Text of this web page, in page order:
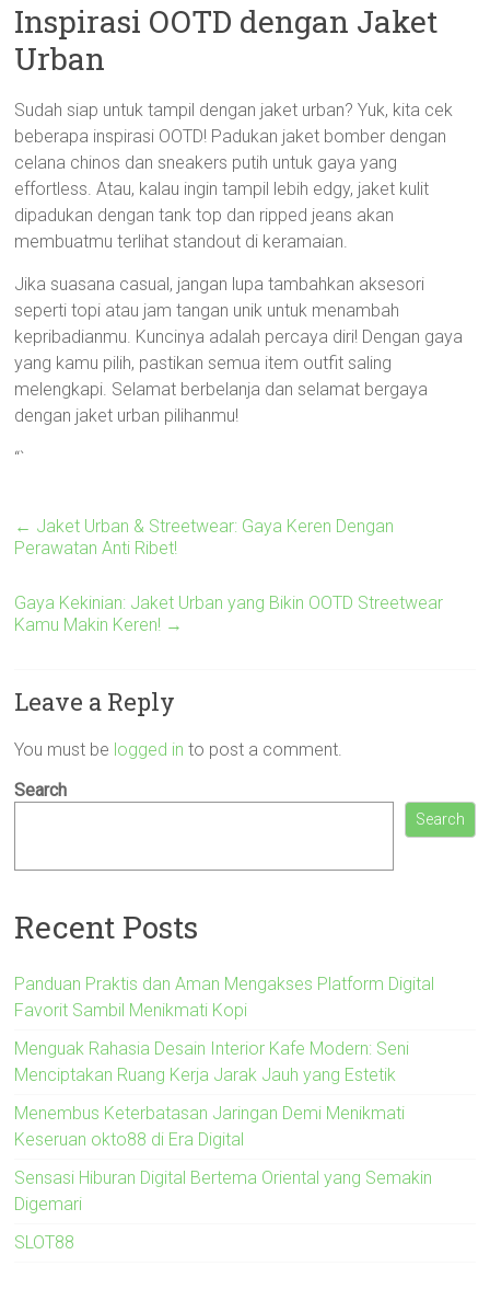
Inspirasi OOTD dengan Jaket
Urban
Sudah siap untuk tampil dengan jaket urban? Yuk, kita cek
beberapa inspirasi OOTD! Padukan jaket bomber dengan
celana chinos dan sneakers putih untuk gaya yang
effortless. Atau, kalau ingin tampil lebih edgy, jaket kulit
dipadukan dengan tank top dan ripped jeans akan
membuatmu terlihat standout di keramaian.
Jika suasana casual, jangan lupa tambahkan aksesori
seperti topi atau jam tangan unik untuk menambah
kepribadianmu. Kuncinya adalah percaya diri! Dengan gaya
yang kamu pilih, pastikan semua item outfit saling
melengkapi. Selamat berbelanja dan selamat bergaya
dengan jaket urban pilihanmu!
“`
← Jaket Urban & Streetwear: Gaya Keren Dengan
Perawatan Anti Ribet!
Gaya Kekinian: Jaket Urban yang Bikin OOTD Streetwear
Kamu Makin Keren! →
Leave a Reply
You must be logged in to post a comment.
Search
Search
Recent Posts
Panduan Praktis dan Aman Mengakses Platform Digital
Favorit Sambil Menikmati Kopi
Menguak Rahasia Desain Interior Kafe Modern: Seni
Menciptakan Ruang Kerja Jarak Jauh yang Estetik
Menembus Keterbatasan Jaringan Demi Menikmati
Keseruan okto88 di Era Digital
Sensasi Hiburan Digital Bertema Oriental yang Semakin
Digemari
SLOT88